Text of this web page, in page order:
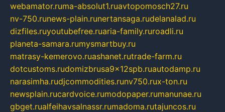
webamator.ruma-absolut1.ruavtopomosch27.ru
nv-750.runews-plain.runertansaga.rudelanalad.ru
dizfiles.ruyoutubefree.ruaria-family.ruroadli.ru
planeta-samara.rumysmartbuy.ru
matrasy-kemerovo.ruashanet.rutrade-farm.ru
dotcustoms.rudomizbrusa9x12spb.ruautodamp.ru
narasimha.rudjcommodities.runv750.rux-ton.ru
newsplain.rucardvoice.rumodopaper.rumanunae.ru
gbget.rualfeihavsalnassr.rumadoma.rutajuncos.ru